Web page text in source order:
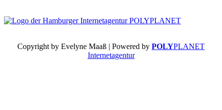
Copyright by Evelyne Maaß | Powered by POLYPLANET
Internetagentur